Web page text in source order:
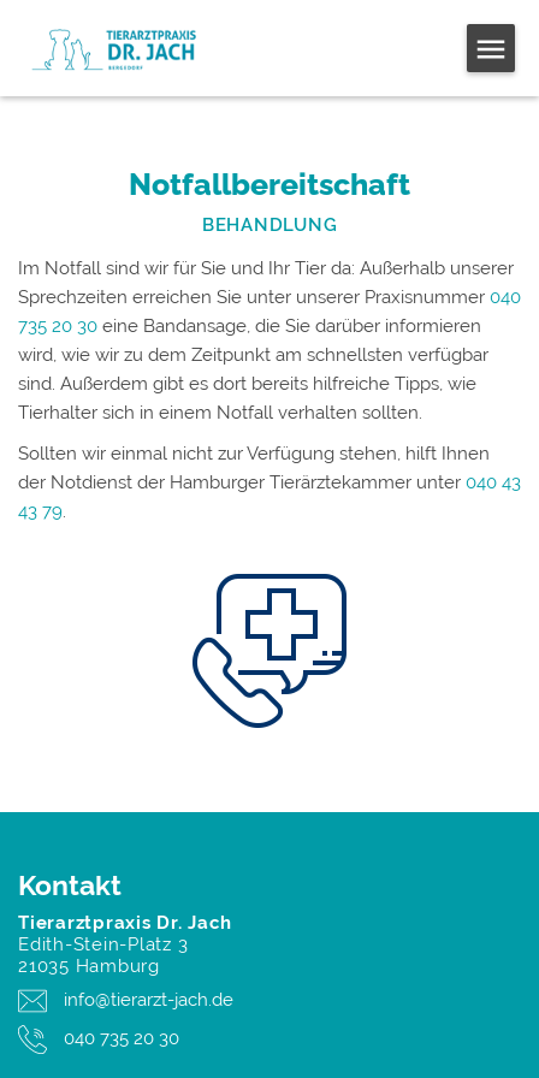
Notfallbereitschaft
BEHANDLUNG
Im Notfall sind wir für Sie und Ihr Tier da: Außerhalb unserer
Sprechzeiten erreichen Sie unter unserer Praxisnummer 040
735 20 30 eine Bandansage, die Sie darüber informieren
wird, wie wir zu dem Zeitpunkt am schnellsten verfügbar
sind. Außerdem gibt es dort bereits hilfreiche Tipps, wie
Tierhalter sich in einem Notfall verhalten sollten.
Sollten wir einmal nicht zur Verfügung stehen, hilft Ihnen
der Notdienst der Hamburger Tierärztekammer unter 040 43
43 79.
Kontakt
Tierarztpraxis Dr. Jach
Edith-Stein-Platz 3
21035 Hamburg
info@tierarzt-jach.de
040 735 20 30